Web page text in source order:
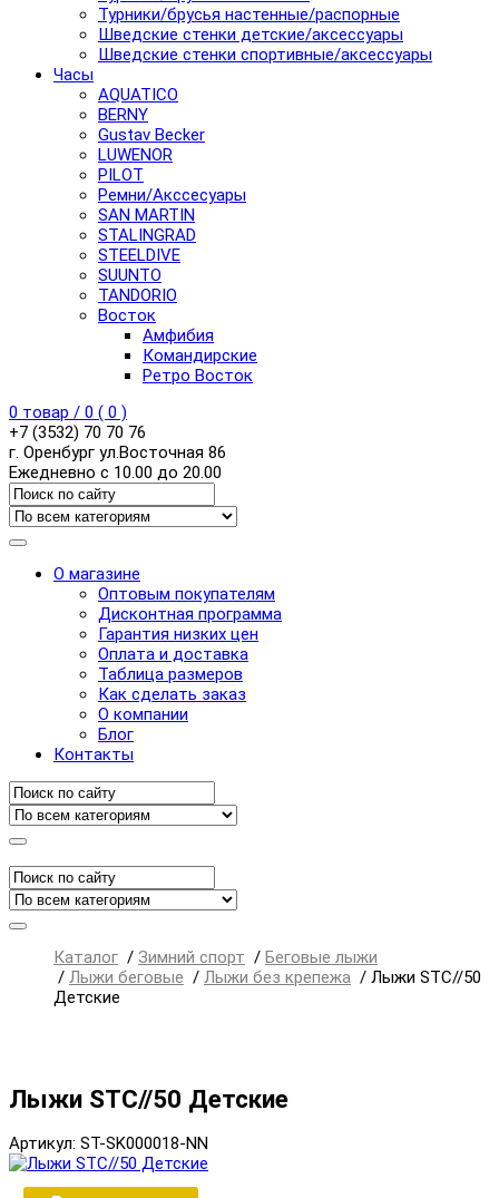
Турники/брусья настенные/распорные
Шведские стенки детские/аксессуары
Шведские стенки спортивные/аксессуары
Часы
AQUATICO
BERNY
Gustav Becker
LUWENOR
PILOT
Pемни/Акссесуары
SAN MARTIN
STALINGRAD
STEELDIVE
SUUNTO
TANDORIO
Восток
Амфибия
Командирские
Ретро Восток
0 товар / 0 ( 0 )
+7 (3532) 70 70 76
г. Оренбург ул.Восточная 86
Ежедневно с 10.00 до 20.00
О магазине
Оптовым покупателям
Дисконтная программа
Гарантия низких цен
Оплата и доставка
Таблица размеров
Как сделать заказ
О компании
Блог
Контакты
Каталог / Зимний спорт / Беговые лыжи
/ Лыжи беговые / Лыжи без крепежа / Лыжи STC//50
Детские
Лыжи STC//50 Детские
Артикул: ST-SK000018-NN